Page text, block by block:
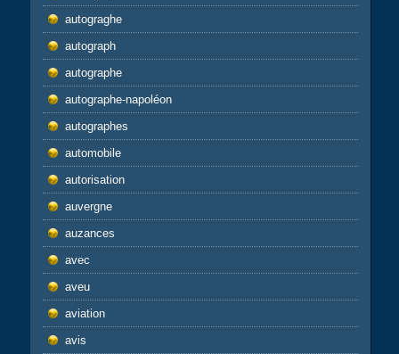
autograghe
autograph
autographe
autographe-napoléon
autographes
automobile
autorisation
auvergne
auzances
avec
aveu
aviation
avis